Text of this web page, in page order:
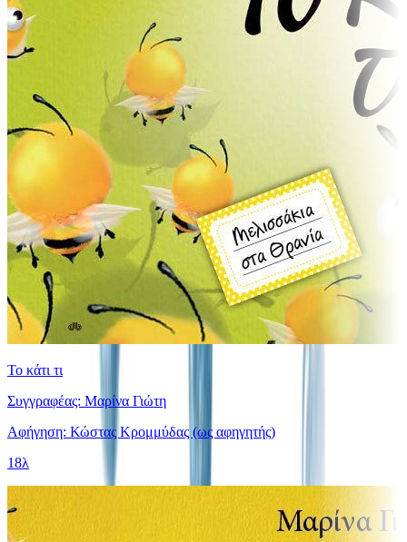
Το κάτι τι
Συγγραφέας: Μαρίνα Γιώτη
Αφήγηση: Κώστας Κρομμύδας (ως αφηγητής)
18λ